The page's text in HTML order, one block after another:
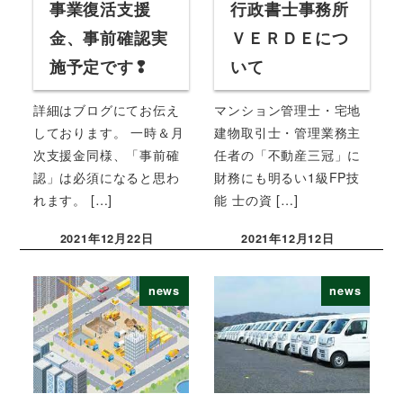
事業復活支援
金、事前確認実
施予定です❢
詳細はブログにてお伝え
しております。 一時＆月
次支援金同様、「事前確
認」は必須になると思わ
れます。 […]
投稿日
2021年12月22日
行政書士事務所
ＶＥＲＤＥにつ
いて
マンション管理士・宅地
建物取引士・管理業務主
任者の「不動産三冠」に
財務にも明るい1級FP技
能 士の資 […]
投稿日
2021年12月12日
news news